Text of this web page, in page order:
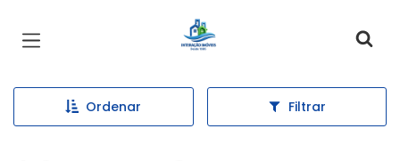
Página inicial
Ordenar Filtrar